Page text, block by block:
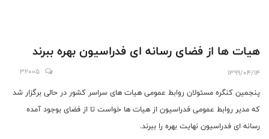
هیات ها از فضای رسانه ای فدراسیون بهره ببرند
1399/04/14
32005
پنجمین کنگره مسئولان روابط عمومی هیات های سراسر کشور در حالی برگزار شد
که مدیر روابط عمومی فدراسیون از هیات ها خواست تا از فضای بوجود آمده
رسانه ای فدراسیون نهایت بهره را ببرند.